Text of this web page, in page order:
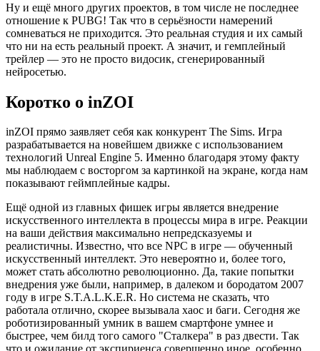
Ну и ещё много других проектов, в том числе не последнее
отношение к PUBG! Так что в серьёзности намерений
сомневаться не приходится. Это реальная студия и их самый
что ни на есть реальный проект. А значит, и гемплейный
трейлер — это не просто видосик, сгенерированный
нейросетью.
Коротко о inZOI
inZOI прямо заявляет себя как конкурент The Sims. Игра
разрабатывается на новейшем движке с использованием
технологий Unreal Engine 5. Именно благодаря этому факту
мы наблюдаем с восторгом за картинкой на экране, когда нам
показывают геймплейные кадры.
Ещё одной из главных фишек игры является внедрение
искусственного интеллекта в процессы мира в игре. Реакции
на ваши действия максимально непредсказуемы и
реалистичны. Известно, что все NPC в игре — обученный
искусственный интеллект. Это невероятно и, более того,
может стать абсолютно революционно. Да, такие попытки
внедрения уже были, например, в далеком и бородатом 2007
году в игре S.T.A.L.K.E.R. Но система не сказать, что
работала отлично, скорее вызывала хаос и баги. Сегодня же
роботизированный умник в вашем смартфоне умнее и
быстрее, чем билд того самого "Сталкера" в раз двести. Так